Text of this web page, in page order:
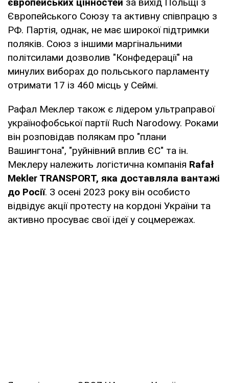
Європейського Союзу та активну співпрацю з
РФ. Партія, однак, не має широкої підтримки
поляків. Союз з іншими маргінальними
політсилами дозволив "Конфедерації" на
минулих виборах до польського парламенту
отримати 17 із 460 місць у Сеймі.
Рафал Меклер також є лідером ультраправої
українофобської партії Ruch Narodowy. Роками
він розповідав полякам про "плани
Вашингтона", "руйнівний вплив ЄС" та ін.
Меклеру належить логістична компанія Rafał
Mekler TRANSPORT, яка доставляла вантажі
до Росії. З осені 2023 року він особисто
відвідує акції протесту на кордоні України та
активно просуває свої ідеї у соцмережах.